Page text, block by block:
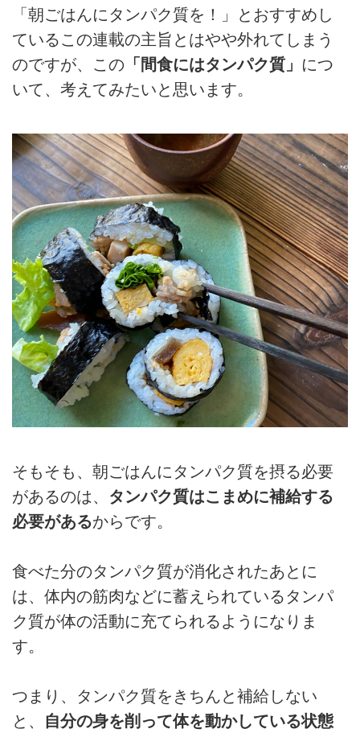
「朝ごはんにタンパク質を！」とおすすめし
ているこの連載の主旨とはやや外れてしまう
のですが、この 「間食にはタンパク質」 につ
いて、考えてみたいと思います。
そもそも、朝ごはんにタンパク質を摂る必要
があるのは、 タンパク質はこまめに補給する
必要があるからです。
食べた分のタンパク質が消化されたあとに
は、体内の筋肉などに蓄えられているタンパ
ク質が体の活動に充てられるようになりま
す。
つまり、タンパク質をきちんと補給しない
と、 自分の身を削って体を動かしている状態